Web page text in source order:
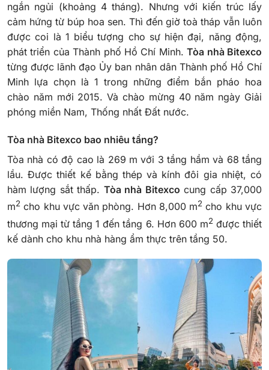
ngắn ngủi (khoảng 4 tháng). Nhưng với kiến trúc lấy
cảm hứng từ búp hoa sen. Thì đến giờ toà tháp vẫn luôn
được coi là 1 biểu tượng cho sự hiện đại, năng động,
phát triển của Thành phố Hồ Chí Minh.Tòa nhà Bitexco
từng được lãnh đạo Ủy ban nhân dân Thành phố Hồ Chí
Minh lựa chọn là 1 trong những điểm bắn pháo hoa
chào năm mới 2015. Và chào mừng 40 năm ngày Giải
phóng miền Nam, Thống nhất Đất nước.
Tòa nhà Bitexco bao nhiêu tầng?
Tòa nhà có độ cao là 269 m với 3 tầng hầm và 68 tầng
lầu. Được thiết kế bằng thép và kính đôi gia nhiệt, có
hàm lượng sắt thấp. Tòa nhà Bitexco cung cấp 37,000
m2 cho khu vực văn phòng. Hơn 8,000 m2 cho khu vực
thương mại từ tầng 1 đến tầng 6. Hơn 600 m2được thiết
kế dành cho khu nhà hàng ẩm thực trên tầng 50.